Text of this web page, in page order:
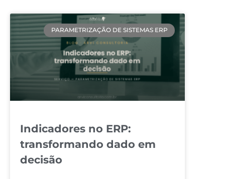
PARAMETRIZAÇÃO DE SISTEMAS ERP
Indicadores no ERP:
transformando dado em
decisão